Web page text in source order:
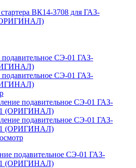
ВК14-3708 для ГАЗ-
подавительное СЭ-01 ГАЗ-
(ОРИГИНАЛ)